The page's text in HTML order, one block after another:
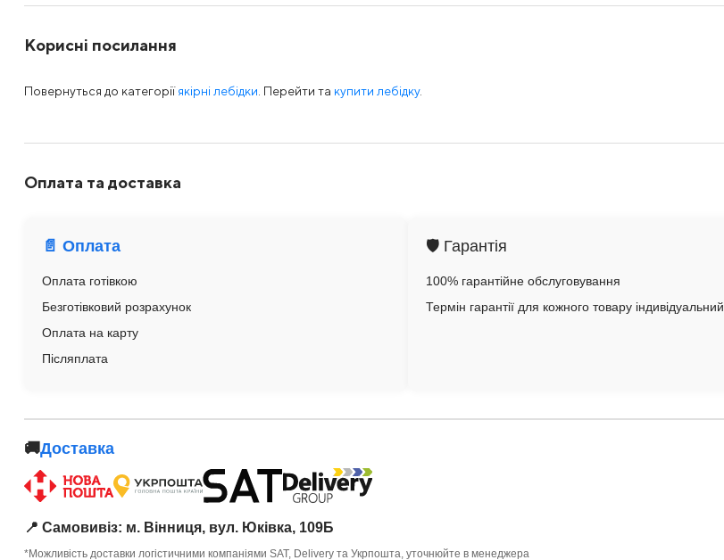
Корисні посилання
Повернуться до категоріїякірні лебідки . Перейти та купити лебідку.
Оплата та доставка
📄 Оплата
Оплата готівкою
Безготівковий розрахунок
Оплата на карту
Післяплата
🛡️ Гарантія
100% гарантійне обслуговування
Термін гарантії для кожного товару індивідуальний
🚚Доставка
📍 Самовивіз: м. Вінниця, вул. Юківка, 109Б
*Можливість доставки логістичними компаніями SAT, Delivery та Укрпошта, уточнюйте в менеджера